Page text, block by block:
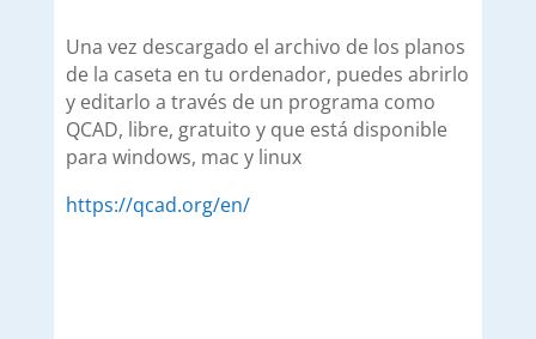
Una vez descargado el archivo de los planos
de la caseta en tu ordenador, puedes abrirlo
y editarlo a través de un programa como
QCAD, libre, gratuito y que está disponible
para windows, mac y linux
https://qcad.org/en/